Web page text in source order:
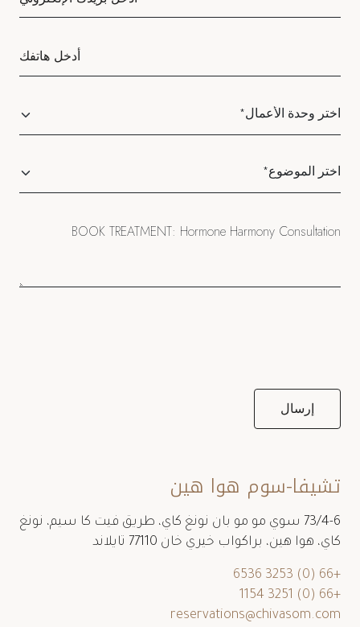
تشيفا-سوم هوا هين
73/4-6 سوي مو مو بان نونغ كاي، طريق فيت كا سيم، نونغ
كاي، هوا هين، براكواب خيري خان 77110 تايلاند
+66 (0) 3253 6536
+66 (0) 3251 1154
reservations@chivasom.com